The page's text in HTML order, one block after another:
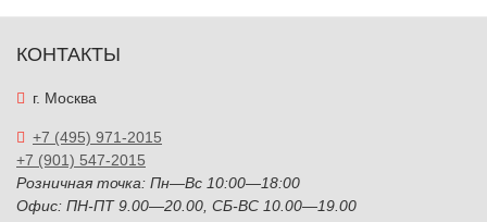
КОНТАКТЫ
г. Москва
+7 (495) 971-2015
+7 (901) 547-2015
Розничная точка: Пн—Вс 10:00—18:00
Офис: ПН-ПТ 9.00—20.00, СБ-ВС 10.00—19.00